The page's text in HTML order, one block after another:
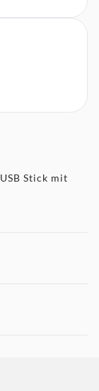
Stick mit